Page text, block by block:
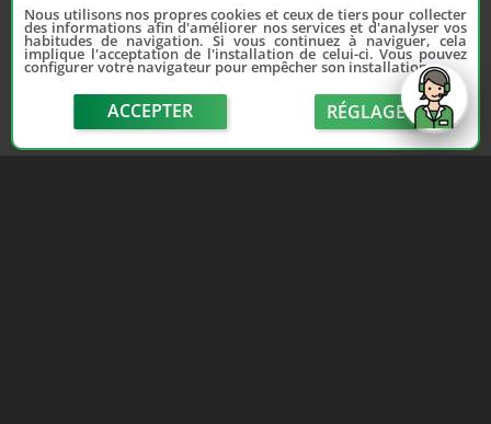
Nous utilisons nos propres cookies et ceux de tiers pour collecter
des informations afin d'améliorer nos services et d'analyser vos
habitudes de navigation. Si vous continuez à naviguer, cela
implique l'acceptation de l'installation de celui-ci. Vous pouvez
configurer votre navigateur pour empêcher son installation.
ACCEPTER RÉGLAGE